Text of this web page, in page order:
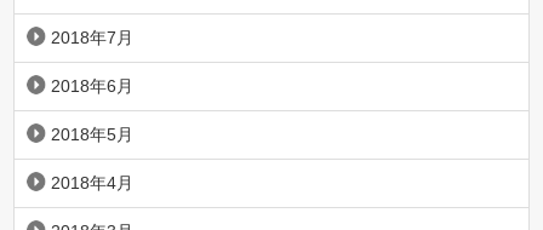
2018年7月
2018年6月
2018年5月
2018年4月